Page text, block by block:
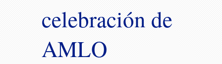
celebración de
AMLO